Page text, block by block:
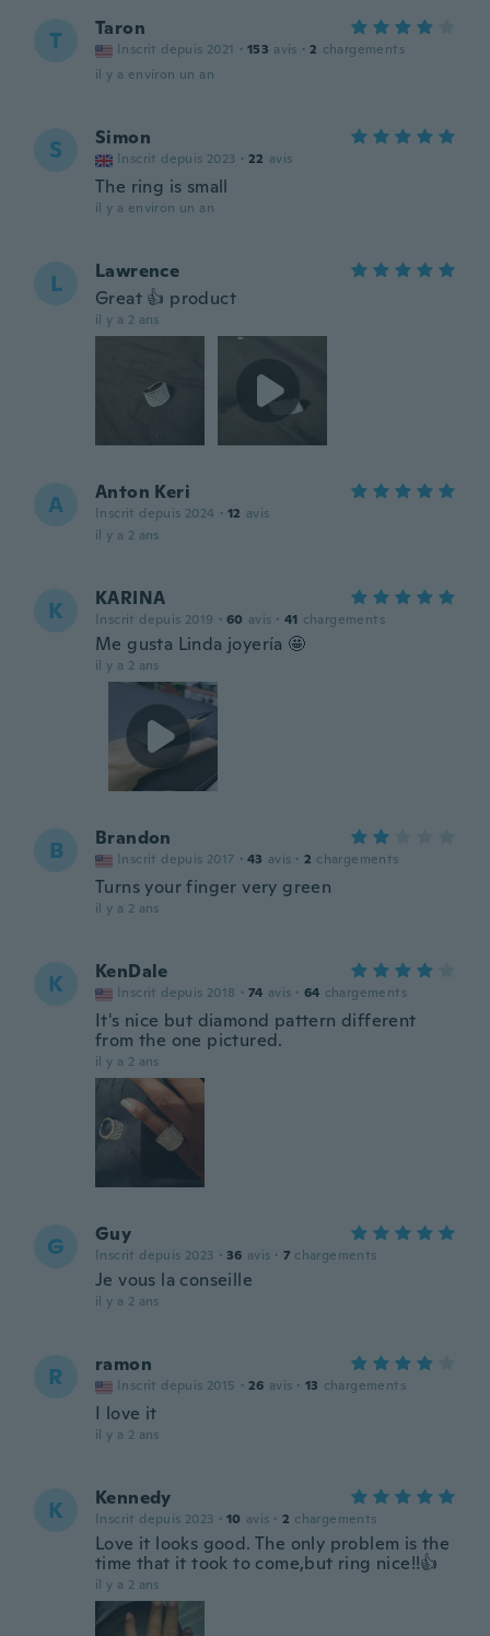
T Taron
Inscrit depuis 2021 · 153 avis · 2 chargements
il y a environ un an
S Simon
Inscrit depuis 2023 · 22 avis
The ring is small
il y a environ un an
L
Lawrence
Great 👍 product
il y a 2 ans
A Anton Keri
Inscrit depuis 2024 · 12 avis
il y a 2 ans
K KARINA
Inscrit depuis 2019 · 60 avis · 41 chargements
Me gusta Linda joyería 🤩
il y a 2 ans
B Brandon
Inscrit depuis 2017 · 43 avis · 2 chargements
Turns your finger very green
il y a 2 ans
K KenDale
Inscrit depuis 2018 · 74 avis · 64 chargements
It's nice but diamond pattern different
from the one pictured.
il y a 2 ans
G Guy
Inscrit depuis 2023 · 36 avis · 7 chargements
Je vous la conseille
il y a 2 ans
R ramon
Inscrit depuis 2015 · 26 avis · 13 chargements
I love it
il y a 2 ans
K Kennedy
Inscrit depuis 2023 · 10 avis · 2 chargements
Love it looks good. The only problem is the
time that it took to come,but ring nice!!👍
il y a 2 ans